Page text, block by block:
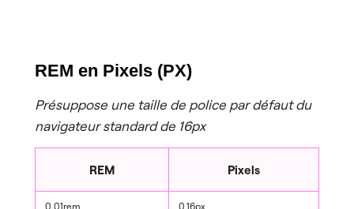
REM en Pixels (PX)
Présuppose une taille de police par défaut du
navigateur standard de 16px
REM Pixels
0.01rem 0.16px